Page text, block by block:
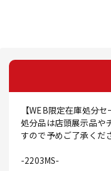
【WEB限定在庫処分セ
処分品は店頭展示品や
すので予めご了承くだ
-2203MS-